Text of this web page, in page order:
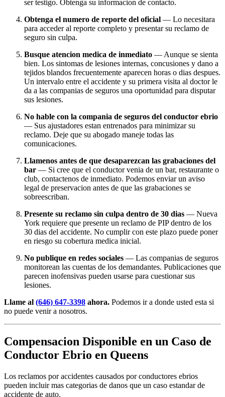
ser testigo. Obtenga su informacion de contacto.
Obtenga el numero de reporte del oficial — Lo necesitara
para acceder al reporte completo y presentar su reclamo de
seguro sin culpa.
Busque atencion medica de inmediato — Aunque se sienta
bien. Los sintomas de lesiones internas, concusiones y dano a
tejidos blandos frecuentemente aparecen horas o dias despues.
Un intervalo entre el accidente y su primera visita al doctor le
da a las companias de seguros una oportunidad para disputar
sus lesiones.
No hable con la compania de seguros del conductor ebrio
— Sus ajustadores estan entrenados para minimizar su
reclamo. Deje que su abogado maneje todas las
comunicaciones.
Llamenos antes de que desaparezcan las grabaciones del
bar — Si cree que el conductor venia de un bar, restaurante o
club, contactenos de inmediato. Podemos enviar un aviso
legal de preservacion antes de que las grabaciones se
sobreescriban.
Presente su reclamo sin culpa dentro de 30 dias — Nueva
York requiere que presente un reclamo de PIP dentro de los
30 dias del accidente. No cumplir con este plazo puede poner
en riesgo su cobertura medica inicial.
No publique en redes sociales — Las companias de seguros
monitorean las cuentas de los demandantes. Publicaciones que
parecen inofensivas pueden usarse para cuestionar sus
lesiones.
Llame al (646) 647-3398 ahora. Podemos ir a donde usted esta si
no puede venir a nosotros.
Compensacion Disponible en un Caso de
Conductor Ebrio en Queens
Los reclamos por accidentes causados por conductores ebrios
pueden incluir mas categorias de danos que un caso estandar de
accidente de auto.